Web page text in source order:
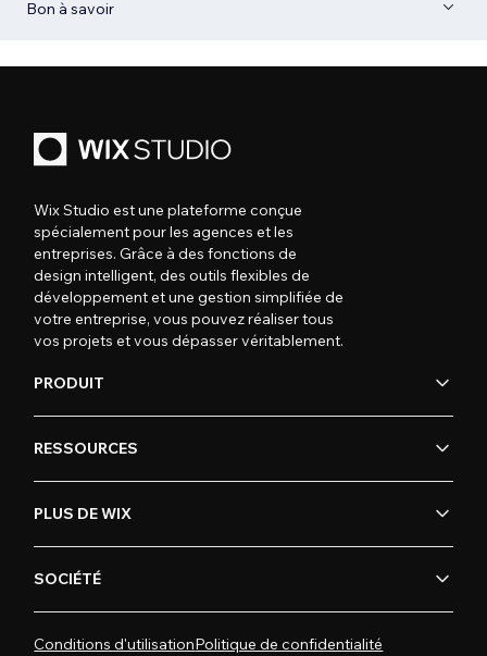
Bon à savoir
Wix Studio est une plateforme conçue
spécialement pour les agences et les
entreprises. Grâce à des fonctions de
design intelligent, des outils flexibles de
développement et une gestion simplifiée de
votre entreprise, vous pouvez réaliser tous
vos projets et vous dépasser véritablement.
PRODUIT
RESSOURCES
PLUS DE WIX
SOCIÉTÉ
Conditions d'utilisationPolitique de confidentialité